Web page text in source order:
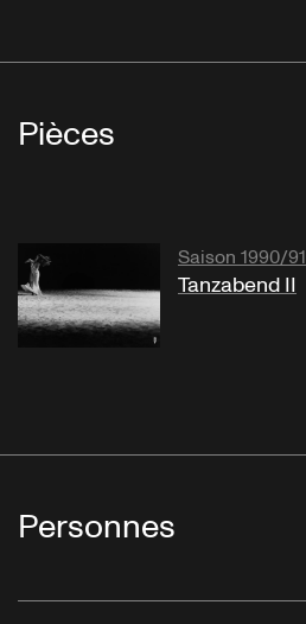
Pièces
Saison 1990/91
Tanzabend II
Personnes